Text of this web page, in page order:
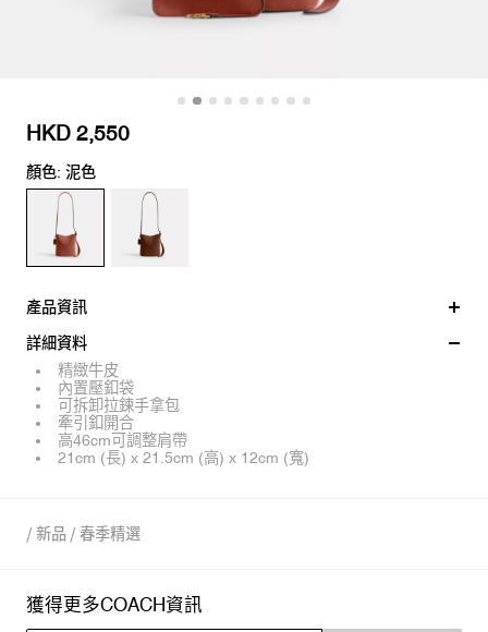
HKD 2,550
顏色: 泥色
產品資訊
詳細資料
精緻牛皮
內置壓釦袋
可拆卸拉鍊手拿包
牽引釦開合
高46cm可調整肩帶
21cm (長) x 21.5cm (高) x 12cm (寬)
/ 新品 / 春季精選
獲得更多COACH資訊